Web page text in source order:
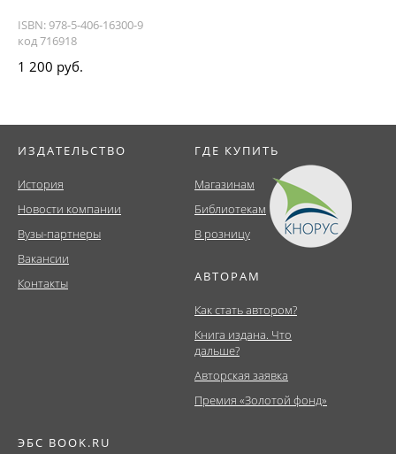
ISBN: 978-5-406-16300-9
код 716918
1 200 руб.
ИЗДАТЕЛЬСТВО
История
Новости компании
Вузы-партнеры
Вакансии
Контакты
ГДЕ КУПИТЬ
Магазинам
Библиотекам
В розницу
АВТОРАМ
Как стать автором?
Книга издана. Что
дальше?
Авторская заявка
Премия «Золотой фонд»
ЭБС BOOK.RU